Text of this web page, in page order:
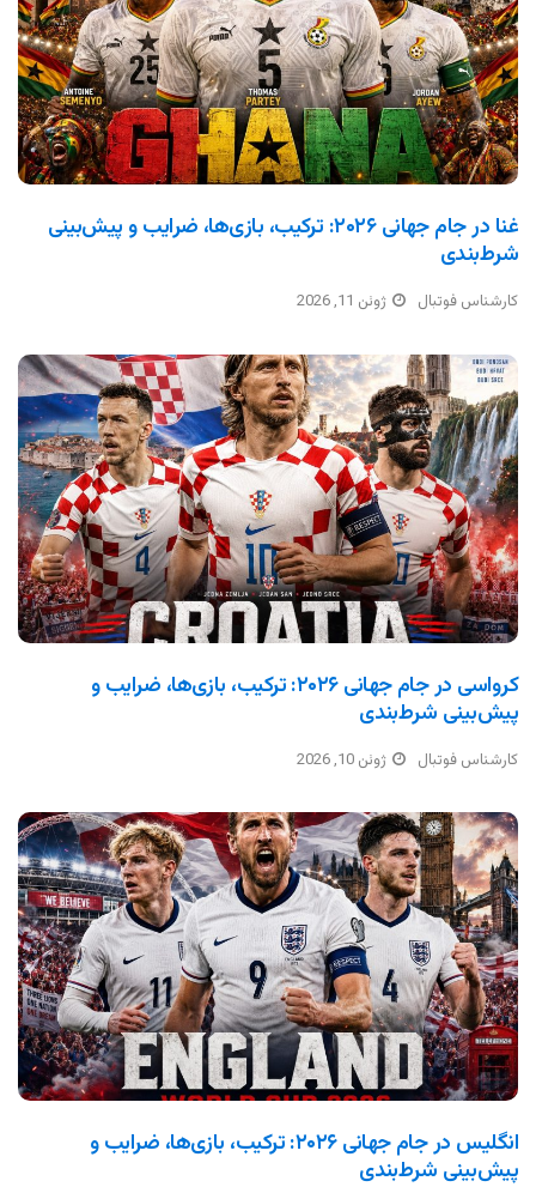
غنا در جام جهانی ۲۰۲۶: ترکیب، بازی‌ها، ضرایب و پیش‌بینی
شرط‌بندی
کارشناس فوتبال ژوئن 11, 2026
کرواسی در جام جهانی ۲۰۲۶: ترکیب، بازی‌ها، ضرایب و
پیش‌بینی شرط‌بندی
کارشناس فوتبال ژوئن 10, 2026
انگلیس در جام جهانی ۲۰۲۶: ترکیب، بازی‌ها، ضرایب و
پیش‌بینی شرط‌بندی